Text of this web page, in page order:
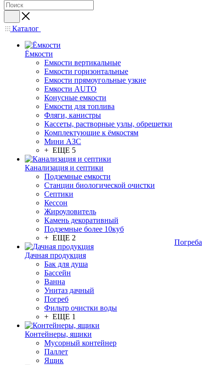
Каталог
Ёмкости
Емкости вертикальные
Емкости горизонтальные
Емкости прямоугольные узкие
Емкости АUТО
Конусные емкости
Емкости для топлива
Фляги, канистры
Кассеты, растворные узлы, обрешетки
Комплектующие к ёмкостям
Мини АЗС
+ ЕЩЕ 5
Канализация и септики
Подземные емкости
Станции биологической очистки
Септики
Кессон
Жироуловитель
Камень декоративный
Подземные более 10куб
+ ЕЩЕ 2
Дачная продукция
Бак для душа
Бассейн
Ванна
Унитаз дачный
Погреб
Фильтр очистки воды
+ ЕЩЕ 1
Контейнеры, ящики
Мусорный контейнер
Паллет
Ящик
Погреба